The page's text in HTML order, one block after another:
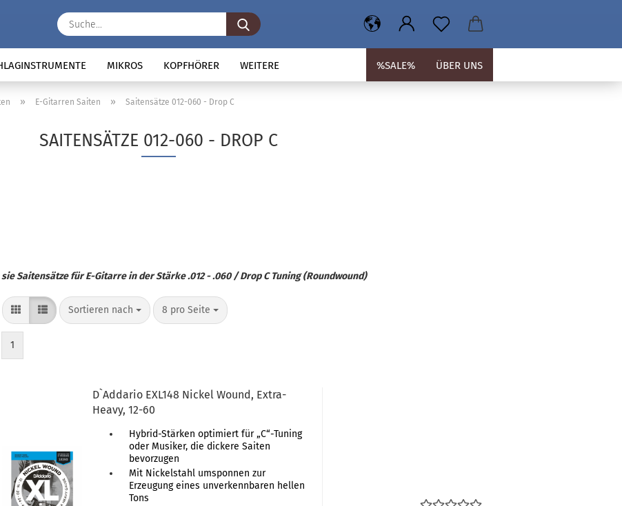
Suche...
MIKROS KOPFHÖRER %SALE% ÜBER UNS
WEITERE
» E-Gitarren Saiten » Saitensätze 012-060 - Drop C
SAITENSÄTZE 012-060 - DROP C
Saitensätze für E-Gitarre in der Stärke .012 - .060 / Drop C Tuning (Roundwound)
Sortieren nach
Sortieren nach 8 pro Seite
pro Seite
1
D`Addario EXL148 Nickel Wound, Extra-
Heavy, 12-60
Hybrid-Stärken optimiert für „C“-Tuning
oder Musiker, die dickere Saiten
bevorzugen
Mit Nickelstahl umsponnen zur
Erzeugung eines unverkennbaren hellen
Tons